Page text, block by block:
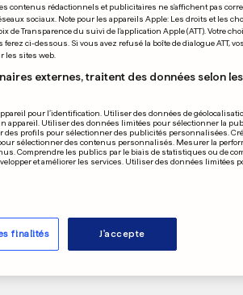
fait
TENNIS
Rublev et
Aliassime en
Madrid
contenus rédactionnels et publicitaires ne s'affichent pas
sociaux. Note pour les appareils Apple: Les droits et les
Transparence du suivi de l'application Apple (ATT). Votre
ci-dessous. Si vous avez refusé la boîte de dialogue ATT,
les sites web.
externes, traitent des données selon
pour l’identification. Utiliser des données de
appareil. Utiliser des données limitées pour sélectionner la
profils pour sélectionner des publicités personnalisées.
sélectionner des contenus personnalisés. Mesurer la
Comprendre les publics par le biais de statistiques ou de
et améliorer les services. Utiliser des données limitées
finalités J'accepte